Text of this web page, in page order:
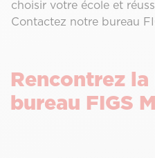
choisir votre école et
Contactez notre bureau
Rencontrez
bureau FIGS